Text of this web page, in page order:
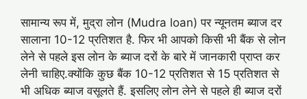
सामान्य रूप में, मुद्रा लोन (Mudra loan) पर न्यूनतम ब्याज दर
सालाना 10-12 प्रतिशत है. फिर भी आपको किसी भी बैंक से लोन
लेने से पहले इस लोन के ब्याज दरों के बारे में जानकारी प्राप्त कर
लेनी चाहिए.क्योंकि कुछ बैंक 10-12 प्रतिशत से 15 प्रतिशत से
भी अधिक ब्याज वसूलते हैं. इसलिए लोन लेने से पहले ही ब्याज दरों